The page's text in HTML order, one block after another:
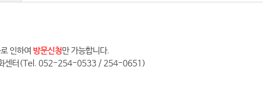
인하여 방문신청만 가능합니다.
화센터(Tel. 052-254-0533 / 254-0651)